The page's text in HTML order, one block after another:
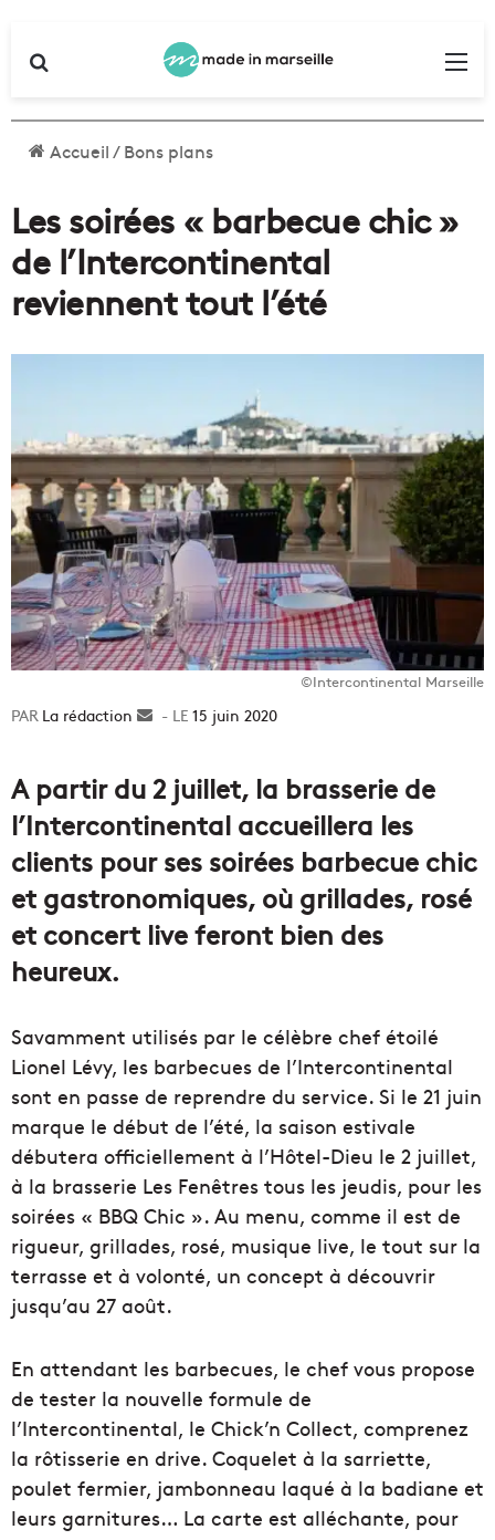
Accueil/Bons plans
Les soirées « barbecue chic »
de l’Intercontinental
reviennent tout l’été
©Intercontinental Marseille
La rédaction
Envoyer15 juin 2020
A partir du 2 juillet, la brasserie de
l’Intercontinental accueillera les
clients pour ses soirées barbecue chic
et gastronomiques, où grillades, rosé
et concert live feront bien des
heureux.
Savamment utilisés par le célèbre chef étoilé
Lionel Lévy, les barbecues de l’Intercontinental
sont en passe de reprendre du service. Si le 21 juin
marque le début de l’été, la saison estivale
débutera officiellement à l’Hôtel-Dieu le 2 juillet,
à la brasserie Les Fenêtres tous les jeudis, pour les
soirées « BBQ Chic ». Au menu, comme il est de
rigueur, grillades, rosé, musique live, le tout sur la
terrasse et à volonté, un concept à découvrir
jusqu’au 27 août.
En attendant les barbecues, le chef vous propose
de tester la nouvelle formule de
l’Intercontinental, le Chick’n Collect, comprenez
la rôtisserie en drive. Coquelet à la sarriette,
poulet fermier, jambonneau laqué à la badiane et
leurs garnitures… La carte est alléchante, pour